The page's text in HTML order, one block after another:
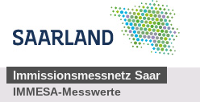
Immissionsmessnetz Saar
IMMESA-Messwerte